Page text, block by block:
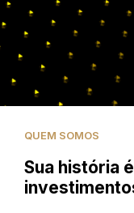
QUEM SOMOS
Sua história